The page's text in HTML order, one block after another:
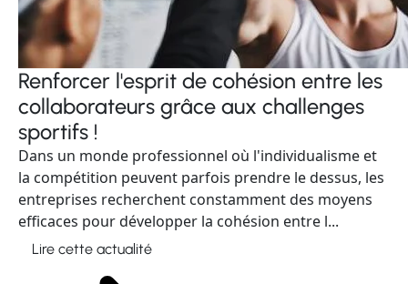
Renforcer l'esprit de cohésion entre les
collaborateurs grâce aux challenges
sportifs !
Dans un monde professionnel où l'individualisme et
la compétition peuvent parfois prendre le dessus, les
entreprises recherchent constamment des moyens
efficaces pour développer la cohésion entre l...
Lire cette actualité